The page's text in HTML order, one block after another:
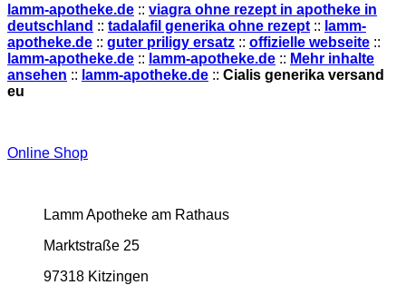
lamm-apotheke.de :: viagra ohne rezept in apotheke in
deutschland :: tadalafil generika ohne rezept :: lamm-
apotheke.de :: guter priligy ersatz :: offizielle webseite ::
lamm-apotheke.de :: lamm-apotheke.de :: Mehr inhalte
ansehen :: lamm-apotheke.de :: Cialis generika versand
eu
Online Shop
Lamm Apotheke am Rathaus
Marktstraße 25
97318 Kitzingen